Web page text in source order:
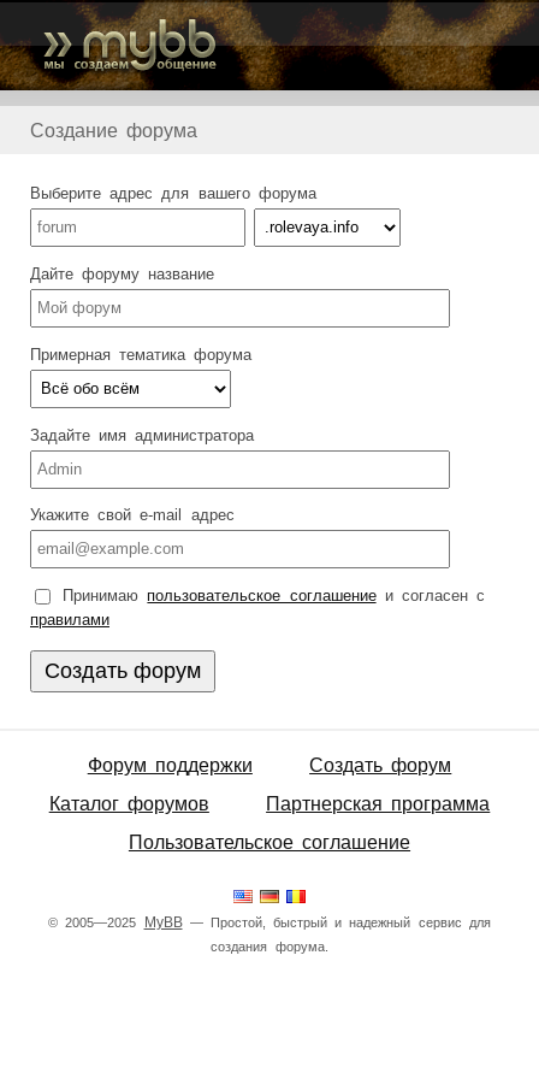
Создание форума
Выберите адрес для вашего форума
Дайте форуму название
Примерная тематика форума
Задайте имя администратора
Укажите свой e-mail адрес
Принимаю пользовательское соглашениеи согласен с
правилами
Форум поддержки
Создать форум
Каталог форумов
Партнерская программа
Пользовательское соглашение
© 2005—2025 MyBB— Простой, быстрый и надежный сервис для
создания форума.